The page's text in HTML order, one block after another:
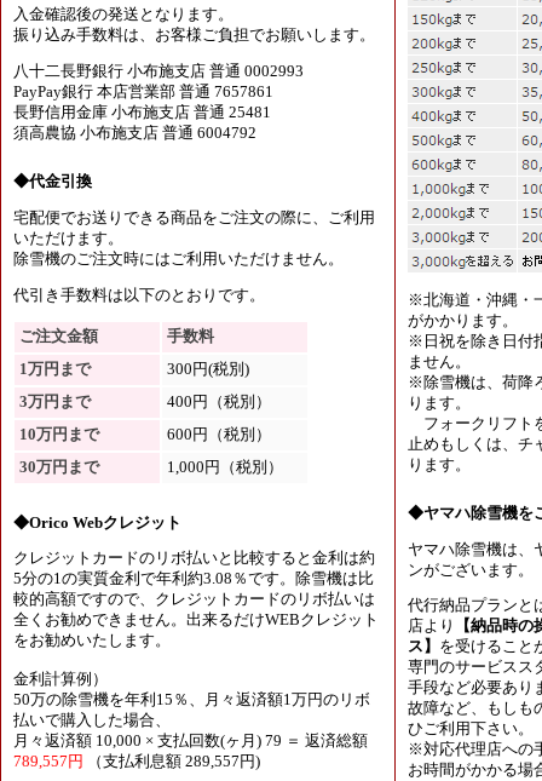
入金確認後の発送となります。
振り込み手数料は、お客様ご負担でお願いします。
八十二長野銀行 小布施支店 普通 0002993
PayPay銀行 本店営業部 普通 7657861
長野信用金庫 小布施支店 普通 25481
須高農協 小布施支店 普通 6004792
◆代金引換
宅配便でお送りできる商品をご注文の際に、ご利用
いただけます。
除雪機のご注文時にはご利用いただけません。
代引き手数料は以下のとおりです。
ご注文金額
手数料
1万円まで
300円(税別)
3万円まで
400円（税別）
10万円まで
600円（税別）
30万円まで
1,000円（税別）
◆Orico Webクレジット
クレジットカードのリボ払いと比較すると金利は約
5分の1の実質金利で年利約3.08％です。除雪機は比
較的高額ですので、クレジットカードのリボ払いは
全くお勧めできません。出来るだけWEBクレジット
をお勧めいたします。
金利計算例）
50万の除雪機を年利15％、月々返済額1万円のリボ
払いで購入した場合、
月々返済額 10,000 × 支払回数(ヶ月) 79 ＝ 返済総額
789,557円
（支払利息額 289,557円)
※北海道・沖縄・
がかかります。
※日祝を除き日付
ません。
※除雪機は、荷降
ります。
フォークリフト
止めもしくは、チ
ります。
◆ヤマハ除雪機を
ヤマハ除雪機は、
ンがございます。
代行納品プランと
店より
【納品時
ス】 を受けること
専門のサービスス
手段など必要あり
故障など、もしも
ひご利用下さい。
※対応代理店への
お時間がかかる場